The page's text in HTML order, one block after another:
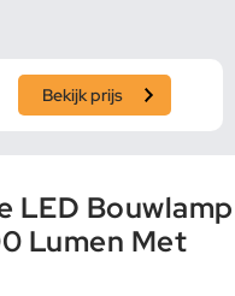
Bekijk prijs
LED Bouwlamp
Lumen Met